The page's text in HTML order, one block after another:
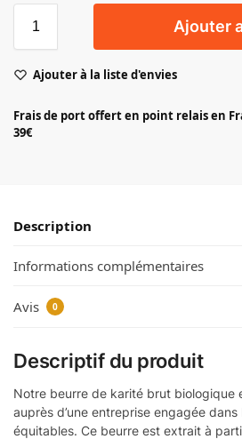
Ajouter
Ajouter à la liste d'envies
Frais de port offert en point relais en
39€
Description
Informations complémentaires
Avis 0
Descriptif du produit
Notre beurre de karité brut biologique
auprès d’une entreprise engagée
équitables. Ce beurre est extrait à